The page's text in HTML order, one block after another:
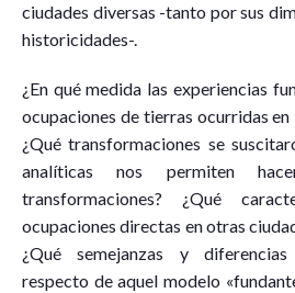
ciudades diversas -tanto por sus
historicidades-.
¿En qué medida las experiencias
ocupaciones de tierras ocurridas en
¿Qué transformaciones se
analíticas nos permiten
transformaciones? ¿Qué
ocupaciones directas en otras
¿Qué semejanzas y
respecto de aquel modelo